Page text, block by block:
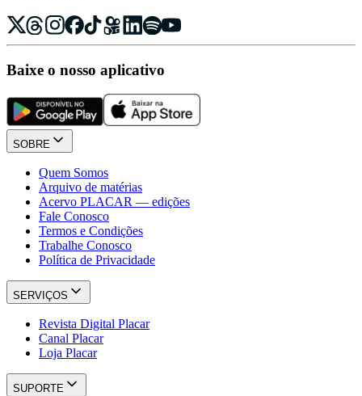
Baixe o nosso aplicativo
SOBRE
Quem Somos
Arquivo de matérias
Acervo PLACAR — edições
Fale Conosco
Termos e Condições
Trabalhe Conosco
Política de Privacidade
SERVIÇOS
Revista Digital Placar
Canal Placar
Loja Placar
SUPORTE